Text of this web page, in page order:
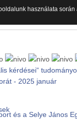
kérdései“
- 2025 január
és a Selye János
használata